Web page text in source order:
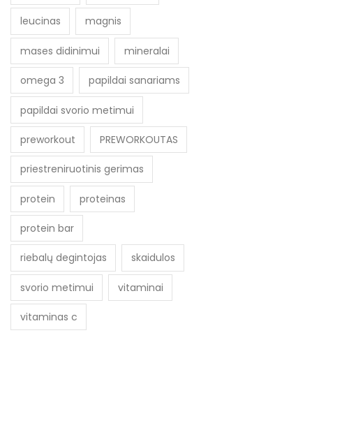
leucinas magnis
mases didinimui mineralai
omega 3 papildai sanariams
papildai svorio metimui
preworkout PREWORKOUTAS
priestreniruotinis gerimas
protein proteinas
protein bar
riebalų degintojas skaidulos
svorio metimui vitaminai
vitaminas c